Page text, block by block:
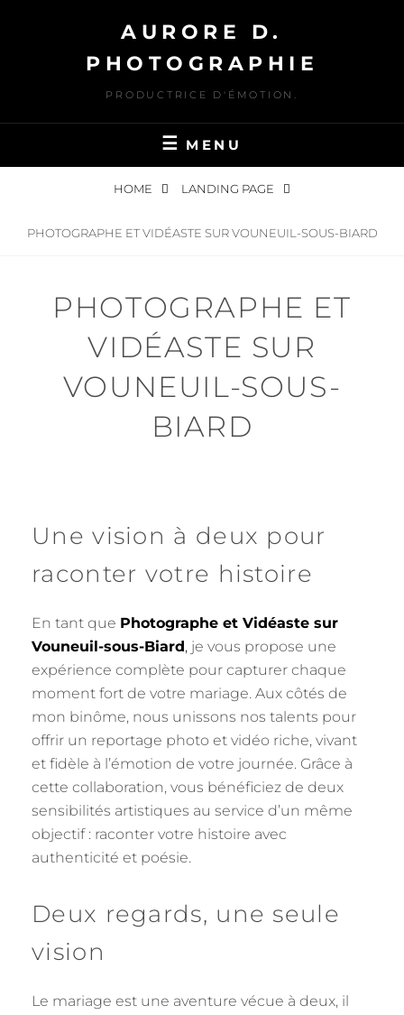
AURORE D.
PHOTOGRAPHIE
PRODUCTRICE D'ÉMOTION.
MENU
HOME LANDING PAGE
PHOTOGRAPHE ET VIDÉASTE SUR VOUNEUIL-SOUS-BIARD
PHOTOGRAPHE ET
VIDÉASTE SUR
VOUNEUIL-SOUS-
BIARD
Une vision à deux pour
raconter votre histoire
En tant que Photographe et Vidéaste sur
Vouneuil-sous-Biard, je vous propose une
expérience complète pour capturer chaque
moment fort de votre mariage. Aux côtés de
mon binôme, nous unissons nos talents pour
offrir un reportage photo et vidéo riche, vivant
et fidèle à l’émotion de votre journée. Grâce à
cette collaboration, vous bénéficiez de deux
sensibilités artistiques au service d’un même
objectif : raconter votre histoire avec
authenticité et poésie.
Deux regards, une seule
vision
Le mariage est une aventure vécue à deux, il